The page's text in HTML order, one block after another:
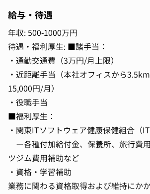
給与・待遇
年収: 500-1000万円
待遇・福利厚生: ■諸手当：
・通勤交通費（3万円/月上限）
・近距離手当（本社オフィスから
15,000円/月）
・役職手当
■福利厚生：
・関東ITソフトウェア健康保健組合（
ー各種付加給付金、保養所、旅行費
ツジム費用補助など
・資格・学習補助
業務に関わる資格取得および維持にか